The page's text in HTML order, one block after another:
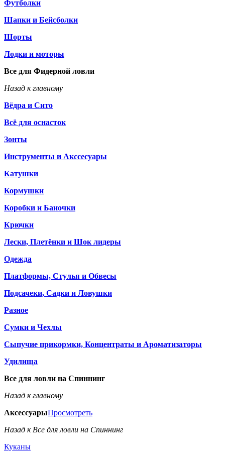
Футболки
Шапки и Бейсболки
Шорты
Лодки и моторы
Все для Фидерной ловли
Назад к главному
Вёдра и Сито
Всё для оснасток
Зонты
Инструменты и Акссесуары
Катушки
Кормушки
Коробки и Баночки
Крючки
Лески, Плетёнки и Шок лидеры
Одежда
Платформы, Стулья и Обвесы
Подсачеки, Садки и Ловушки
Разное
Сумки и Чехлы
Сыпучие прикормки, Концентраты и Ароматизаторы
Удилища
Все для ловли на Спиннинг
Назад к главному
АксессуарыПросмотреть
Назад к Все для ловли на Спиннинг
Куканы